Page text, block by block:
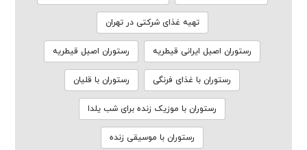
تهیه غذای شرکتی در تهران
رستوران اصیل ایرانی قیطریه رستوران اصیل قیطریه
رستوران با غذای فرنگی رستوران با قلیان
رستوران با موزیک زنده برای شب یلدا
رستوران با موسیقی زنده